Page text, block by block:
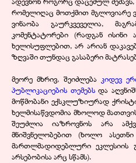
რომელიღაც მოთქმით მგლოვიარე
ვინაობა გაურკვეველია,
კომენტატორები (რადგან ისინი
ხელისუფლებით, არ არიან
ზღვაში თუნდაც გასაბერი
მეორე მხრივ, შეიძლება კიდევ
პუბლიკაციების თემებსდა
მოწმობანი ექსკლუზიურად
ხელმისაწვდომია მხოლოდ
შეუძლია იაზროვნოს არა
მნიშვნელობებით (ხოლო
მართლმადიდებლური ეკლესიის
არსებობისა არც სწამს).